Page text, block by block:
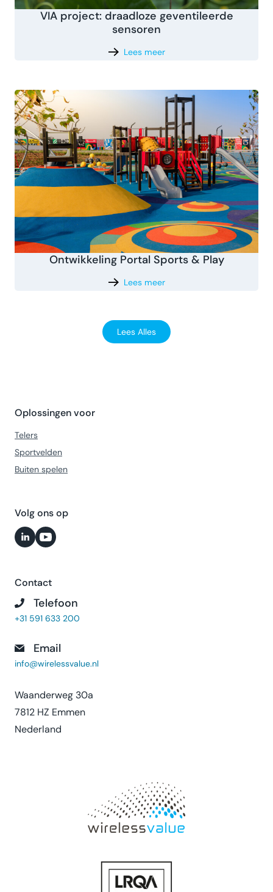
VIA project: draadloze geventileerde
sensoren
Lees meer
Ontwikkeling Portal Sports & Play
Lees meer
Lees Alles
Oplossingen voor
Telers
Sportvelden
Buiten spelen
Volg ons op
Contact
Telefoon
+31 591 633 200
Email
info@wirelessvalue.nl
Waanderweg 30a
7812 HZ Emmen
Nederland